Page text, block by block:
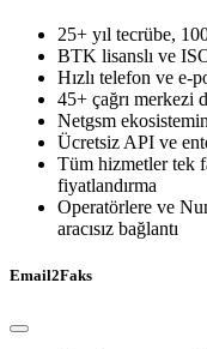
25+ yıl tecrübe,
BTK lisanslı ve
Hızlı telefon ve e-
45+ çağrı merkezi
Netgsm
Ücretsiz API ve
Tüm hizmetler tek
fiyatlandırma
Operatörlere ve
aracısız bağlantı
Email2Faks